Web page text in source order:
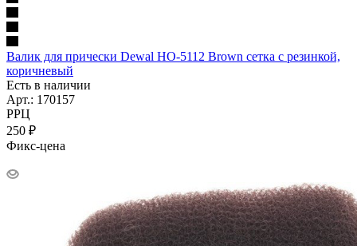
Валик для прически Dewal HO-5112 Brown сетка с резинкой,
коричневый
Есть в наличии
Арт.: 170157
РРЦ
250 ₽
Фикс-цена